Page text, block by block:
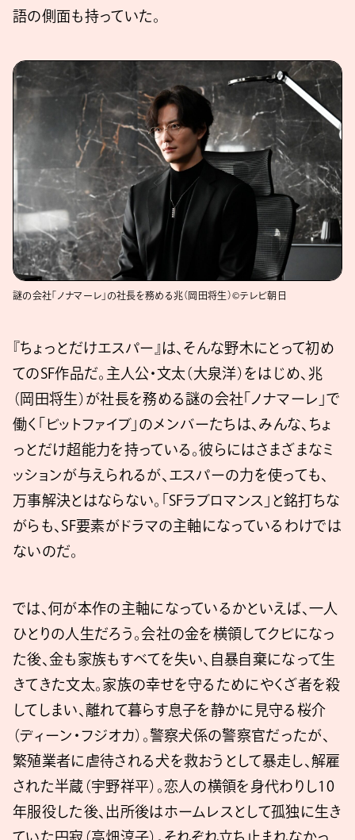
語の側面も持っていた。
謎の会社「ノナマーレ」の社長を務める兆（岡田将生）©テレビ朝日
『ちょっとだけエスパー』は、そんな野木にとって初め
てのSF作品だ。主人公・文太（大泉洋）をはじめ、兆
（岡田将生）が社長を務める謎の会社「ノナマーレ」で
働く「ビットファイブ」のメンバーたちは、みんな、ちょ
っとだけ超能力を持っている。彼らにはさまざまなミ
ッションが与えられるが、エスパーの力を使っても、
万事解決とはならない。「SFラブロマンス」と銘打ちな
がらも、SF要素がドラマの主軸になっているわけでは
ないのだ。
では、何が本作の主軸になっているかといえば、一人
ひとりの人生だろう。会社の金を横領してクビになっ
た後、金も家族もすべてを失い、自暴自棄になって生
きてきた文太。家族の幸せを守るためにやくざ者を殺
してしまい、離れて暮らす息子を静かに見守る桜介
（ディーン・フジオカ）。警察犬係の警察官だったが、
繁殖業者に虐待される犬を救おうとして暴走し、解雇
された半蔵（宇野祥平）。恋人の横領を身代わりし10
年服役した後、出所後はホームレスとして孤独に生き
ていた円寂（高畑淳子）。それぞれ立ち止まれなかっ